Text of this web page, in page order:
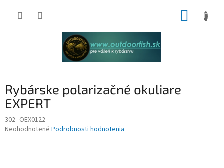
Rybárske polarizačné okuliare
EXPERT
302--OEX0122
Priemerné
Neohodnotené Podrobnosti hodnotenia